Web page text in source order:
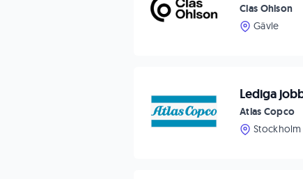
Clas Ohlson
Gävle
Lediga
Atlas Copco
Stockholm